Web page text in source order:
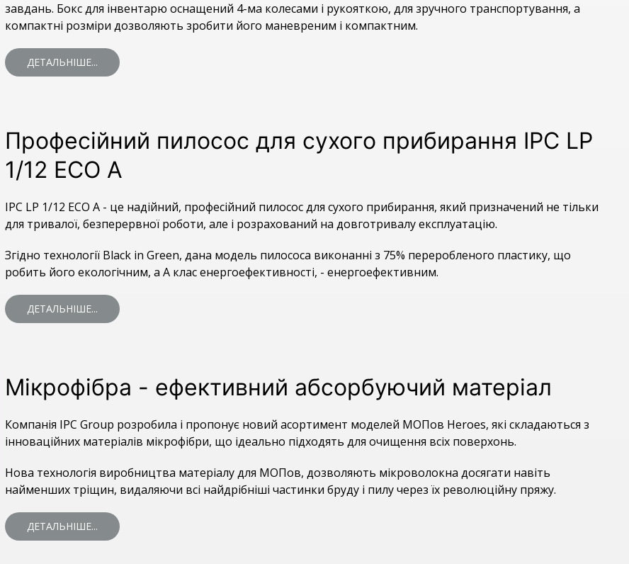
завдань. Бокс для інвентарю оснащений 4-ма колесами і рукояткою, для зручного транспортування, а
компактні розміри дозволяють зробити його маневреним і компактним.
ДЕТАЛЬНІШЕ...
Професійний пилосос для сухого прибирання IPC LP
1/12 ECO A
IPC LP 1/12 ECO A - це надійний, професійний пилосос для сухого прибирання, який призначений не тільки
для тривалої, безперервної роботи, але і розрахований на довготривалу експлуатацію.
Згідно технології Black in Green, дана модель пилососа виконанні з 75% переробленого пластику, що
робить його екологічним, а А клас енергоефективності, - енергоефективним.
ДЕТАЛЬНІШЕ...
Мікрофібра - ефективний абсорбуючий матеріал
Компанія IPC Group розробила і пропонує новий асортимент моделей МОПов Heroes, які складаються з
інноваційних матеріалів мікрофібри, що ідеально підходять для очищення всіх поверхонь.
Нова технологія виробництва матеріалу для МОПов, дозволяють мікроволокна досягати навіть
найменших тріщин, видаляючи всі найдрібніші частинки бруду і пилу через їх революційну пряжу.
ДЕТАЛЬНІШЕ...